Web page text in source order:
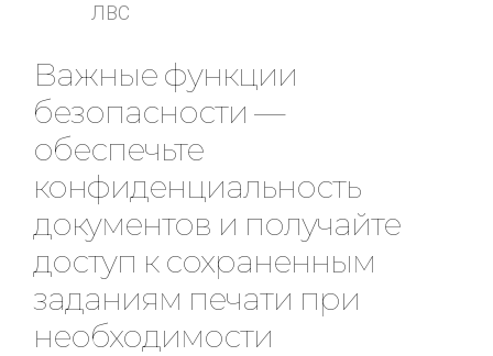
ЛВС
Важные функции
безопасности —
обеспечьте
конфиденциальность
документов и получайте
доступ к сохраненным
заданиям печати при
необходимости